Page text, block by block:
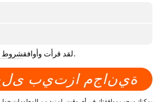
لقد قرأت وأوافقشروط .
لى بيتزا مجانية